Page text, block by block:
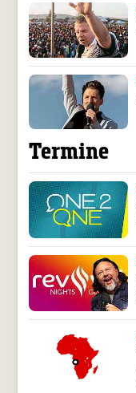
Termine